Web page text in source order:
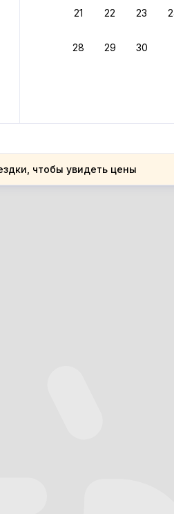
21 22 23
28 29 30
чтобы увидеть цены